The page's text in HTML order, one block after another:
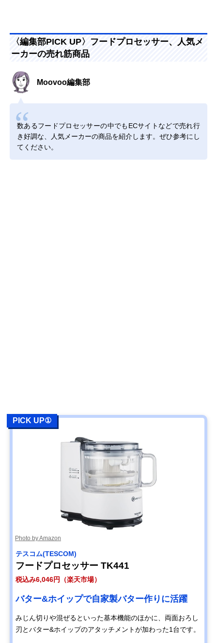
〈編集部PICK UP〉フードプロセッサー、人気メ
ーカーの売れ筋商品
Moovoo編集部
数あるフードプロセッサーの中でもECサイトなどで売れ行
き好調な、人気メーカーの商品を紹介します。ぜひ参考にし
てください。
PICK UP①
Photo by Amazon
テスコム(TESCOM)
フードプロセッサー TK441
税込み6,046円（楽天市場）
バター&ホイップで自家製バター作りに活躍
みじん切りや混ぜるといった基本機能のほかに、両面おろし
刃とバター&ホイップのアタッチメントが加わった1台です。